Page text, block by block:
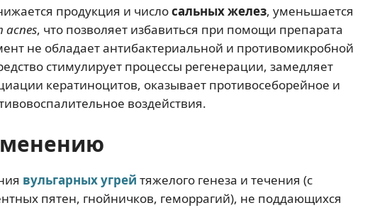
продукция и числосальных желез, уменьшается
acnes, что позволяет избавиться при помощи препарата
не обладает антибактериальной и противомикробной
стимулирует процессы регенерации, замедляет
кератиноцитов, оказывает противосеборейное и
воздействия.
вульгарных угрей тяжелого генеза и течения (с
пятен, гнойничков, геморрагий), не поддающихся